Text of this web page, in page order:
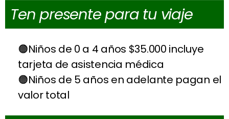
Ten presente para tu viaje
Niños de 0 a 4 años $35.000 incluye
tarjeta de asistencia médica
Niños de 5 años en adelante pagan el
valor total